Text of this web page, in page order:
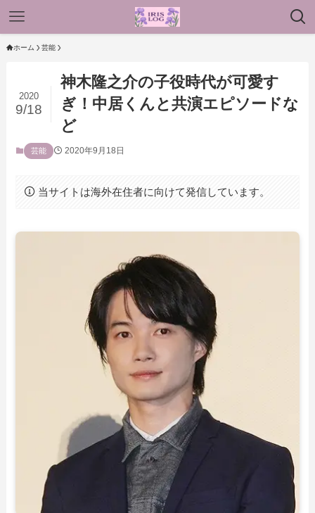
ホーム 芸能
神木隆之介の子役時代が可愛す
ぎ！中居くんと共演エピソードな
ど
2020
9/18
芸能 2020年9月18日
当サイトは海外在住者に向けて発信しています。